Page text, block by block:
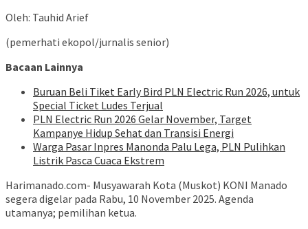
Oleh: Tauhid Arief
(pemerhati ekopol/jurnalis senior)
Bacaan Lainnya
Buruan Beli Tiket Early Bird PLN Electric Run 2026, untuk
Special Ticket Ludes Terjual
PLN Electric Run 2026 Gelar November, Target
Kampanye Hidup Sehat dan Transisi Energi
Warga Pasar Inpres Manonda Palu Lega, PLN Pulihkan
Listrik Pasca Cuaca Ekstrem
Harimanado.com- Musyawarah Kota (Muskot) KONI Manado
segera digelar pada Rabu, 10 November 2025. Agenda
utamanya; pemilihan ketua.